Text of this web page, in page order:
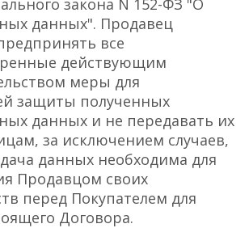
данных". Продавец
все
действующим
меры для
защиты полученных
данных и не передавать их
за исключением случаев,
данных необходима для
Продавцом своих
перед Покупателем для
Договора.